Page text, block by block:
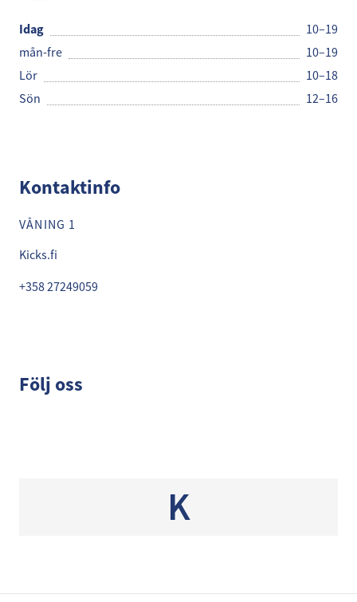
Idag
10–19
mån-fre
10–19
Lör
10–18
Sön
12–16
Kontaktinfo
VÅNING 1
Kicks.fi
+358 27249059
Följ oss
K